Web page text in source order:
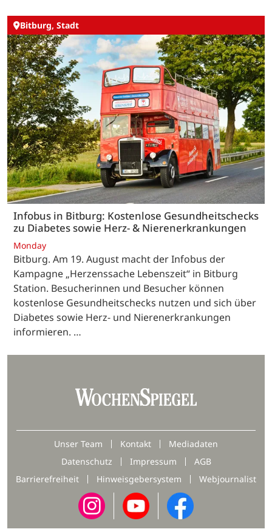
Bitburg, Stadt
Infobus in Bitburg: Kostenlose Gesundheitschecks
zu Diabetes sowie Herz- & Nierenerkrankungen
Monday
Bitburg. Am 19. August macht der Infobus der
Kampagne „Herzenssache Lebenszeit“ in Bitburg
Station. Besucherinnen und Besucher können
kostenlose Gesundheitschecks nutzen und sich über
Diabetes sowie Herz- und Nierenerkrankungen
informieren. …
Unser Team Kontakt
Mediadaten
Datenschutz
Impressum
AGB
Barrierefreiheit
Hinweisgebersystem Webjournalist